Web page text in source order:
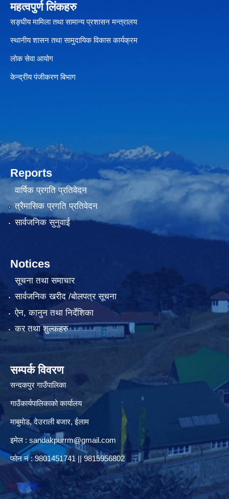
महत्वपुर्ण लिंकहरु
सङ्घीय मामिला तथा सामान्य प्रशासन मन्त्रालय
स्थानीय शासन तथा सामुदायिक विकास कार्यक्रम
लोक सेवा आयोग
केन्द्रीय पंजीकरण बिभाग
Reports
वार्षिक प्रगति प्रतिवेदन
त्रैमासिक प्रगति प्रतिवेदन
सार्वजनिक सुनुवाई
Notices
सूचना तथा समाचार
सार्वजनिक खरीद /बोलपत्र सूचना
ऐन, कानुन तथा निर्देशिका
कर तथा शुल्कहरु
सम्पर्क विवरण
सन्दकपुर गाउँपालिका
गाउँकार्यपालिकाको कार्यालय
माबुमोड, देउराली बजार, ईलाम
इमेल : sandakpurrm@gmail.com
फोन नं : 9801451741 || 9815956802